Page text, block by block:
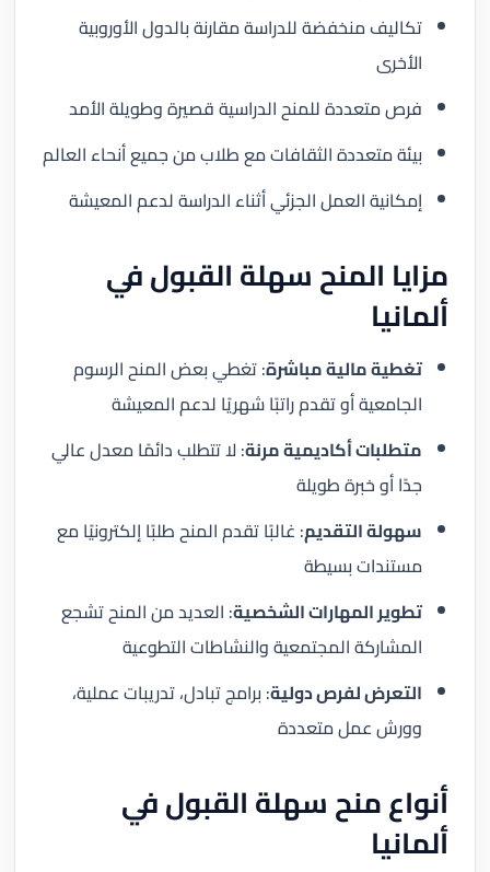
تكاليف منخفضة للدراسة مقارنة بالدول الأوروبية
الأخرى
فرص متعددة للمنح الدراسية قصيرة وطويلة الأمد
بيئة متعددة الثقافات مع طلاب من جميع أنحاء العالم
إمكانية العمل الجزئي أثناء الدراسة لدعم المعيشة
مزايا المنح سهلة القبول في
ألمانيا
تغطية مالية مباشرة: تغطي بعض المنح الرسوم
الجامعية أو تقدم راتبًا شهريًا لدعم المعيشة
متطلبات أكاديمية مرنة: لا تتطلب دائمًا معدل عالي
جدًا أو خبرة طويلة
سهولة التقديم: غالبًا تقدم المنح طلبًا إلكترونيًا مع
مستندات بسيطة
تطوير المهارات الشخصية: العديد من المنح تشجع
المشاركة المجتمعية والنشاطات التطوعية
التعرض لفرص دولية: برامج تبادل، تدريبات عملية،
وورش عمل متعددة
أنواع منح سهلة القبول في
ألمانيا